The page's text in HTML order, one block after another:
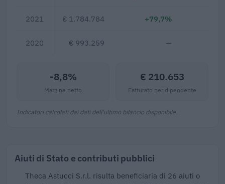
2021 € 1.784.784 +79,7%
2020 € 993.259 —
-8,8%
Margine netto
€ 210.653
Fatturato per dipendente
Indicatori calcolati dai dati dell'ultimo bilancio disponibile.
Aiuti di Stato e contributi pubblici
Theca Astucci S.r.l. risulta beneficiaria di 26 aiuti o